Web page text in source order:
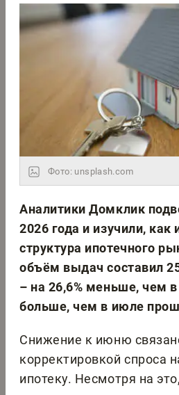
Фото: unsplash.com
Аналитики Домклик
2026 года и изучили, как
структура ипотечного
объём выдач составил
– на 26,6% меньше, чем
больше, чем в июле
Снижение к июню
корректировкой спроса
ипотеку. Несмотря на